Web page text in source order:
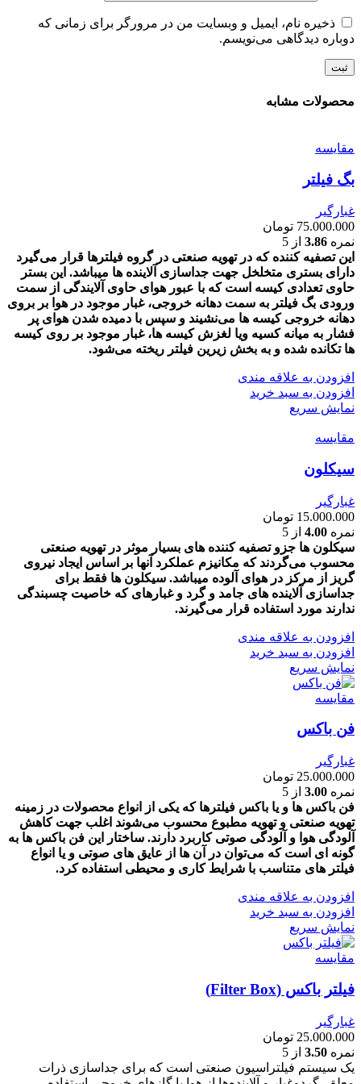
ذخیره نام، ایمیل و وبسایت من در مرورگر برای زمانی که
دوباره دیدگاهی می‌نویسم.
محصولات مشابه
مقايسه
بگ فیلتر
غبارگیر
75.000.000 تومان
نمره 3.86 از 5
این تصفیه کننده که در تهویه صنعتی در گروه فیلترها قرار می‌گیرد
دارای بستری متخلخل جهت جداسازی آلاینده ها میباشد. این بستر
حاوی تعدادی کیسه است که با عبور هوای حاوی آلایندگی از سمت
ورودی بگ فیلتر به سمت دهانه خروجی، غبار موجود در هوا بر بروی
دهانه خروجی کیسه ها می‌نشیند و سپس با دمیده شدن هوای پر
فشار به میانه کسیه ویا لغزش کیسه ها، غبار موجود بر روی کیسه
ها تکانده شده و به بخش زیرین فیلتر ریخته می‌شود.
افزودن به علاقه مندی
افزودن به سبد خرید
نمایش سریع
مقايسه
سیکلون
غبارگیر
15.000.000 تومان
نمره 4.00 از 5
سیکلون ها جزو تصفیه کننده های بسیار موثر در تهویه صنعتی
محسوب می‌گردند که مکانیزم عملکرد آنها بر اساس ایجاد نیروی
گریز از مرکز در هوای آلوده میباشد. سیکلون ها فقط برای
جداسازی آلاینده های جامد و گرد و غبارهای که خاصیت چسبندگی
ندارند مورد استفاده قرار می‌گیرند.
افزودن به علاقه مندی
افزودن به سبد خرید
نمایش سریع
مقايسه
فن باکس
غبارگیر
25.000.000 تومان
نمره 3.00 از 5
فن باکس ها و یا باکس فیلترها که یکی از انواع محصولات در زمینه
تهویه صنعتی و تهویه مطبوع محسوب می‌شوند اغلب جهت کاهش
آلودگی هوا و آلودگی صوتی کاربرد دارند. ساختار این فن باکس ها به
گونه ای است که می‌توان در آن ها از عایق های صوتی و یا انواع
فیلتر های متناسب با شرایط کاری و محیطی استفاده کرد.
افزودن به علاقه مندی
افزودن به سبد خرید
نمایش سریع
مقايسه
فیلتر باکس (Filter Box)
غبارگیر
25.000.000 تومان
نمره 3.50 از 5
یک سیستم فیلتراسیون صنعتی است که برای جداسازی ذرات